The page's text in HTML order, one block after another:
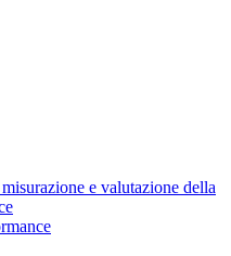
e valutazione della